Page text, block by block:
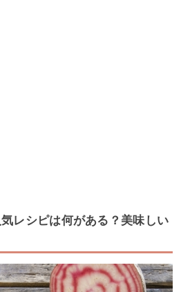
レシピは何がある？美味しい